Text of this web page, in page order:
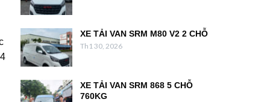
XE TẢI VAN SRM M80 V2 2 CHỖ
Th1 30, 2026
XE TẢI VAN SRM 868 5 CHỖ
760KG